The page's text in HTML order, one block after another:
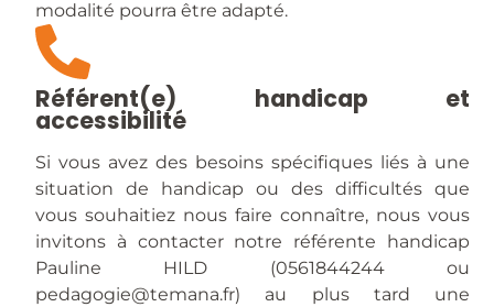
modalité pourra être adapté.
Référent(e) handicap et
accessibilité
Si vous avez des besoins spécifiques liés à une
situation de handicap ou des difficultés que
vous souhaitiez nous faire connaître, nous vous
invitons à contacter notre référente handicap
Pauline HILD (0561844244 ou
pedagogie@temana.fr) au plus tard une